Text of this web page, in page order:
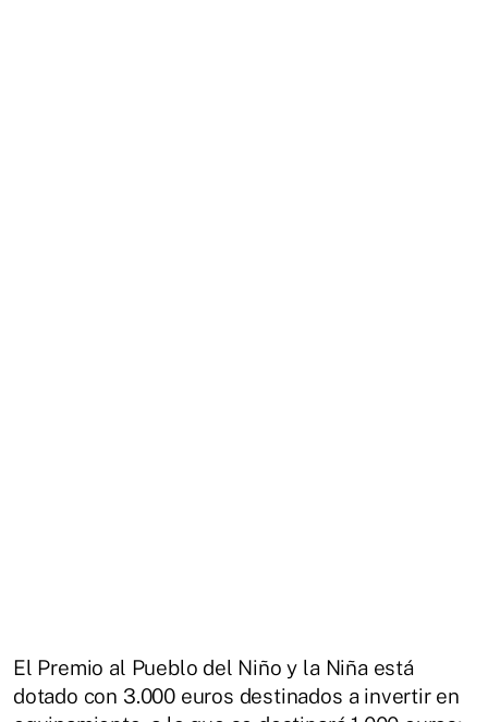
El Premio al Pueblo del Niño y la Niña está
dotado con 3.000 euros destinados a invertir en